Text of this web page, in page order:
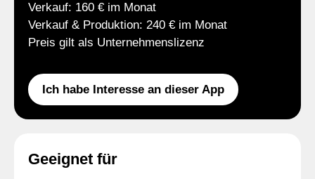
Verkauf: 160 € im Monat
Verkauf & Produktion: 240 € im Monat
Preis gilt als Unternehmenslizenz
Ich habe Interesse an dieser App
Geeignet für